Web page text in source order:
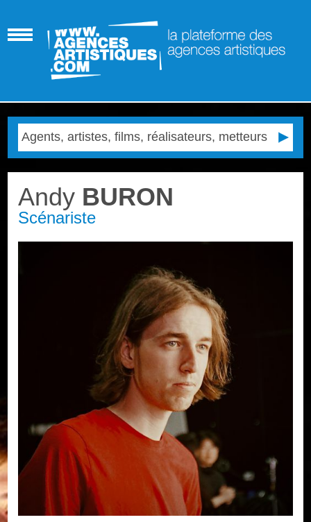
Andy BURON
Scénariste